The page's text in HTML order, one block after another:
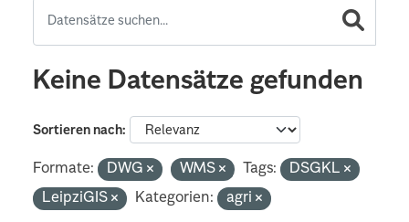
Keine Datensätze gefunden
Sortieren nach
Formate: DWG WMS Tags:
DSGKL
LeipziGIS
Kategorien: agri